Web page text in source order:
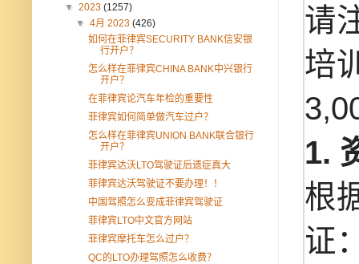
请
培
1.
根
证
▼ 2023 (1257)
▼4月 2023(426)
如何在菲律宾SECURITY BANK信安银
行开户？
怎么样在菲律宾CHINA BANK中兴银行
开户？
在菲律宾论汽车年检的重要性
菲律宾如何简单做汽车过户？
怎么样在菲律宾UNION BANK联合银行
开户？
菲律宾达沃LTO驾驶证后遗症真大
菲律宾达沃驾驶证不要办理！！
中国驾照怎么变成菲律宾驾驶证
菲律宾LTO中文官方网站
菲律宾摩托车怎么过户？
QC的LTO办理驾照怎么收费？